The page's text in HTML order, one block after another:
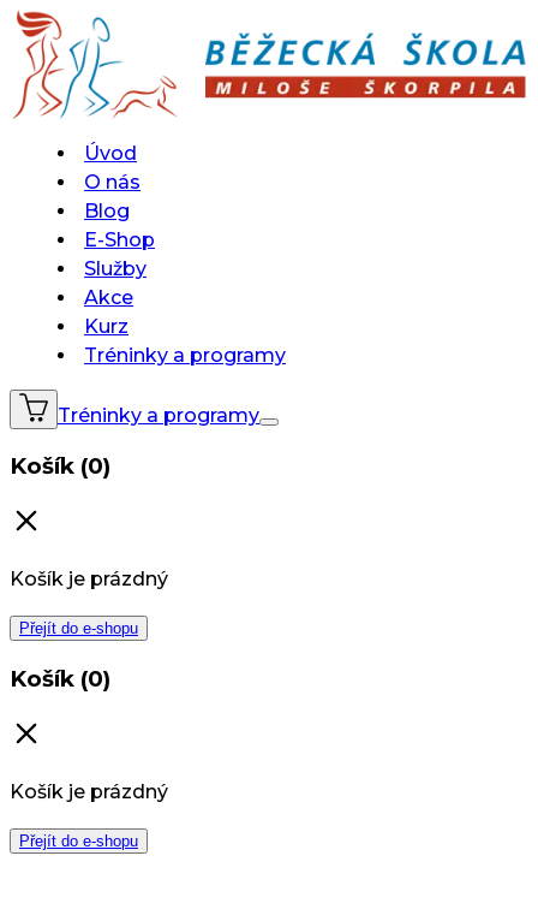
Úvod
O nás
Blog
E-Shop
Služby
Akce
Kurz
Tréninky a programy
Tréninky a programy
Košík (0)
Košík je prázdný
Přejít do e-shopu
Košík (0)
Košík je prázdný
Přejít do e-shopu